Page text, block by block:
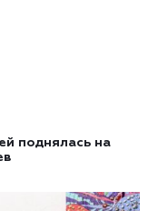
поднялась на